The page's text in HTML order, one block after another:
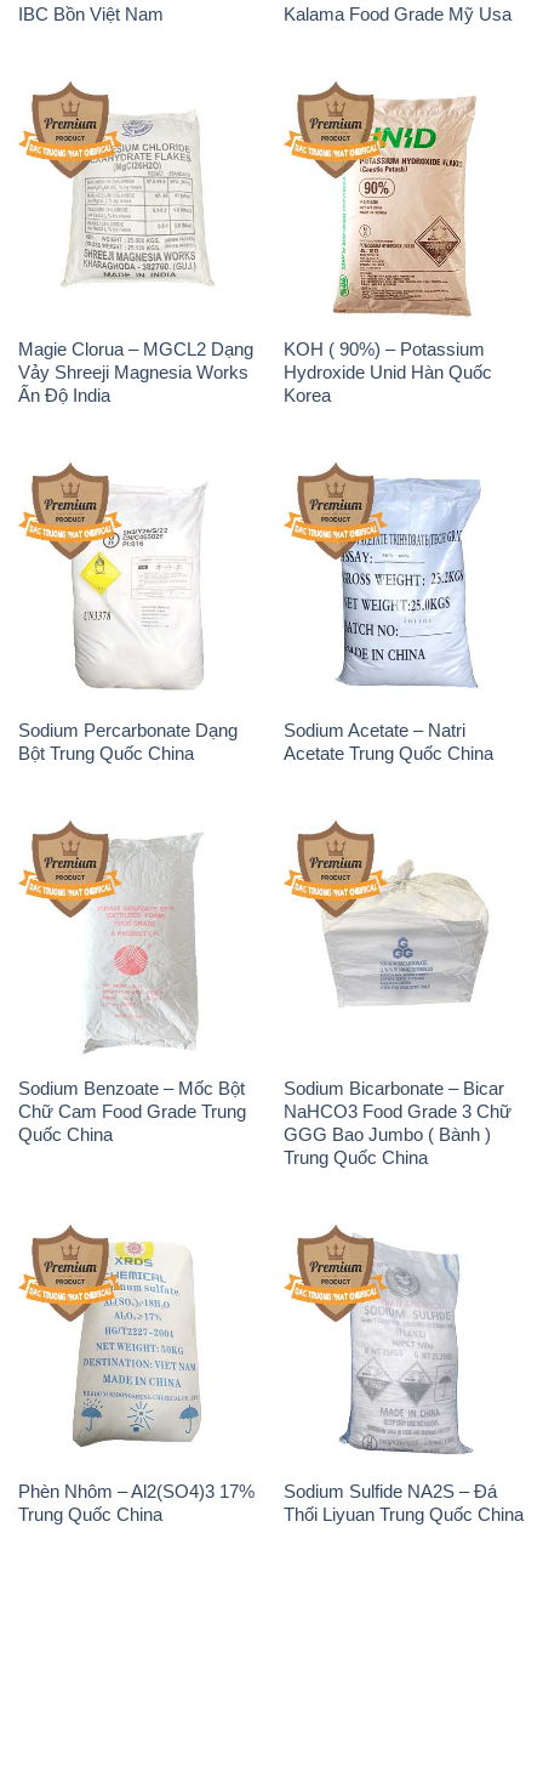
IBC Bồn Việt Nam
Kalama Food Grade Mỹ Usa
Magie Clorua – MGCL2 Dạng
Vảy Shreeji Magnesia Works
Ấn Độ India
KOH ( 90%) – Potassium
Hydroxide Unid Hàn Quốc
Korea
Sodium Percarbonate Dạng
Bột Trung Quốc China
Sodium Acetate – Natri
Acetate Trung Quốc China
Sodium Benzoate – Mốc Bột
Chữ Cam Food Grade Trung
Quốc China
Sodium Bicarbonate – Bicar
NaHCO3 Food Grade 3 Chữ
GGG Bao Jumbo ( Bành )
Trung Quốc China
Phèn Nhôm – Al2(SO4)3 17%
Trung Quốc China
Sodium Sulfide NA2S – Đá
Thối Liyuan Trung Quốc China